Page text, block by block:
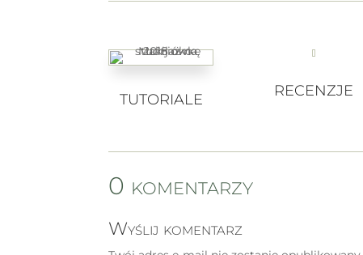
TUTORIALE RECENZJE
0 komentarzy
Wyślij komentarz